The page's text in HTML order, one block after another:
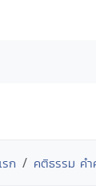
ก คติธรรม คำ